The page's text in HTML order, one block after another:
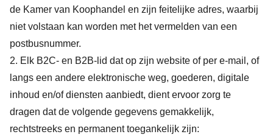
de Kamer van Koophandel en zijn feitelijke adres, waarbij
niet volstaan kan worden met het vermelden van een
postbusnummer.
2. Elk B2C- en B2B-lid dat op zijn website of per e-mail, of
langs een andere elektronische weg, goederen, digitale
inhoud en/of diensten aanbiedt, dient ervoor zorg te
dragen dat de volgende gegevens gemakkelijk,
rechtstreeks en permanent toegankelijk zijn: